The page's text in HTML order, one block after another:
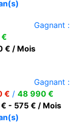
Gagnant :
€ / Mois
Gagnant :
€ / 48 990 €
- 575 € / Mois